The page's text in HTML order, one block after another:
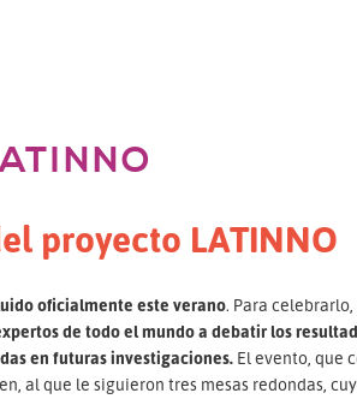
proyecto LATINNO
oficialmente este verano. Para celebrarlo,
de todo el mundo a debatir los
en futuras investigaciones. El evento, que
al que le siguieron tres mesas redondas,